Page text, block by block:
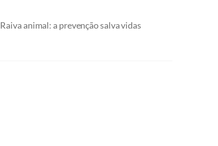
Raiva animal: a prevenção salva vidas